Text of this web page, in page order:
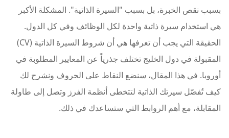
بسبب نقص الخبرة، بل بسبب "السيرة الذاتية". المشكلة الأكبر
هي استخدام سيرة ذاتية واحدة لكل الوظائف وفي كل الدول.
الحقيقة التي يجب أن تعرفها هي أن شروط السيرة الذاتية (CV)
المقبولة في دول الخليج تختلف جذرياً عن المعايير المطلوبة في
أوروبا. في هذا المقال، سنضع النقاط على الحروف ونشرح لك
كيف تُفصّل سيرتك الذاتية لتتخطى أنظمة الفرز وتصل إلى طاولة
المقابلة، مع أهم الروابط التي ستساعدك في ذلك.